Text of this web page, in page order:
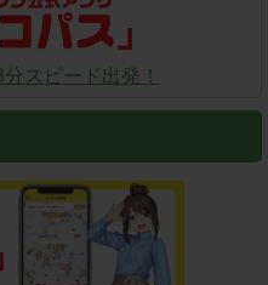
スピード出発！